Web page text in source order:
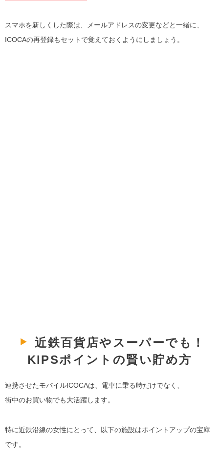
スマホを新しくした際は、メールアドレスの変更などと一緒に、
ICOCAの再登録もセットで覚えておくようにしましょう。
近鉄百貨店やスーパーでも！
KIPSポイントの賢い貯め方
連携させたモバイルICOCAは、電車に乗る時だけでなく、
街中のお買い物でも大活躍します。
特に近鉄沿線の女性にとって、以下の施設はポイントアップの宝庫
です。